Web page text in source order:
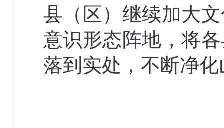
县（区）继续加大
意识形态阵地，将
落到实处，不断净